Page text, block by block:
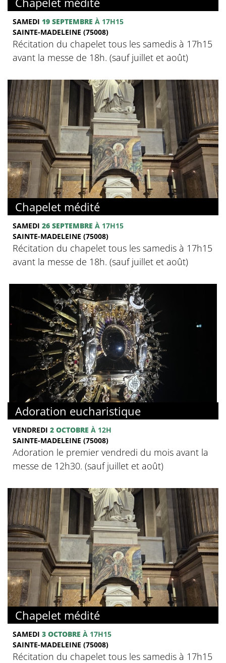
SAMEDI 19 SEPTEMBRE À 17H15
SAINTE-MADELEINE (75008)
Récitation du chapelet tous les samedis à 17h15
avant la messe de 18h. (sauf juillet et août)
Chapelet médité
SAMEDI 26 SEPTEMBRE À 17H15
SAINTE-MADELEINE (75008)
Récitation du chapelet tous les samedis à 17h15
avant la messe de 18h. (sauf juillet et août)
Adoration eucharistique
VENDREDI 2 OCTOBRE À 12H
SAINTE-MADELEINE (75008)
Adoration le premier vendredi du mois avant la
messe de 12h30. (sauf juillet et août)
Chapelet médité
SAMEDI 3 OCTOBRE À 17H15
SAINTE-MADELEINE (75008)
Récitation du chapelet tous les samedis à 17h15